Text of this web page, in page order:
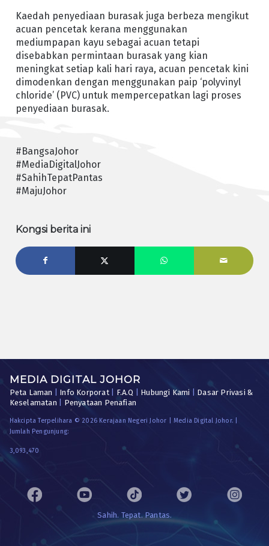
Kaedah penyediaan burasak juga berbeza mengikut
acuan pencetak kerana menggunakan
mediumpapan kayu sebagai acuan tetapi
disebabkan permintaan burasak yang kian
meningkat setiap kali hari raya, acuan pencetak kini
dimodenkan dengan menggunakan paip ‘polyvinyl
chloride’ (PVC) untuk mempercepatkan lagi proses
penyediaan burasak.
#BangsaJohor
#MediaDigitalJohor
#SahihTepatPantas
#MajuJohor
Kongsi berita ini
MEDIA DIGITAL JOHOR
Peta Laman Info Korporat| F.A.Q Hubungi Kami
Dasar Privasi &
Keselamatan
Penyataan Penafian
Hakcipta Terpelihara © 2026 Kerajaan Negeri Johor | Media Digital Johor. |
Jumlah Pengunjung:
3,093,470
Sahih. Tepat. Pantas.